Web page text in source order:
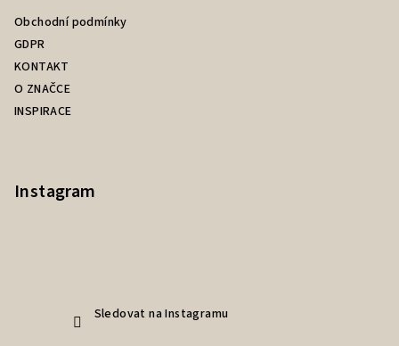
Obchodní podmínky
GDPR
KONTAKT
O ZNAČCE
INSPIRACE
Instagram
Sledovat na Instagramu